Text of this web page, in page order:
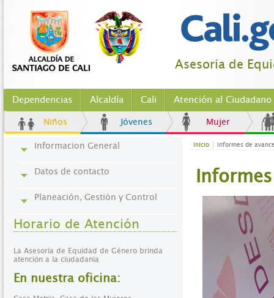
Asesoría de
Dependencias Alcaldía Cali Atención al Ciudadano
Niños Jóvenes Mujer
Informacion General
Datos de contacto
Planeación, Gestión y Control
Horario de Atención
La Asesoría de Equidad de Género brinda
atención a la ciudadania
En nuestra oficina:
Inicio Informes de